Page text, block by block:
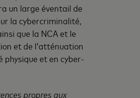
un large éventail de
la cybercriminalité,
que la NCA et le
et de l’atténuation
et en cyber-
propres aux